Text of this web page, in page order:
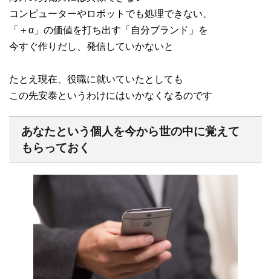
コンピューターやロボットでも処理できない、
「＋α」の価値を打ち出す「自分ブランド」を
今すぐ作りだし、発信していかないと
たとえ現在、役職に就いていたとしても
この先安泰というわけにはいかなくなるのです
あなたという個人を今から世の中に覚えて
もらっておく